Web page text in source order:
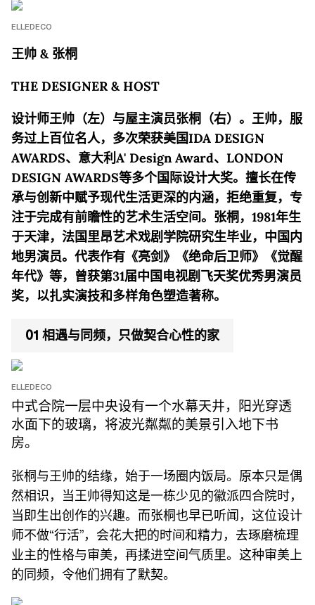
ELLEDECO
王帅 & 张桐
THE DESIGNER & HOST
设计师王帅（左）与屋主演员张桐（右）。王帅，服
务过上百位名人，多次荣获美国IDA DESIGN
AWARDS、意大利A' Design Award、LONDON
DESIGN AWARDS等多个国际设计大奖。擅长在传
承与创新中赋予现代生活更深的内涵，拒绝重复，专
注于完成有前瞻性的艺术生活空间。张桐，1981年生
于天津，法国里昂艺术戏剧学院研究生毕业，中国内
地男演员。代表作有《亮剑》《绝命后卫师》《觉醒
年代》等，曾获第31届中国电视剧飞天奖优秀男演员
奖，以扎实演技和多样角色塑造著称。
01 相遇与同频，只做契合心性的家
ELLEDECO
中式合院一层中央设有一个水幕天井，阳光穿透
水面下的玻璃，将波光粼粼的美景引入地下书
房。
张桐与王帅的结缘，始于一场圈内饭局。原本只是偶
然相识，当王帅得知这是一栋少见的徽派四合院时，
当即生出创作的兴趣。而张桐也早已听闻，这位设计
师不做“行活”，会花大把的时间和精力，去琢磨梳理
业主的性格与审美，再揉进空间气质里。这种审美上
的同频，令他们拥有了默契。